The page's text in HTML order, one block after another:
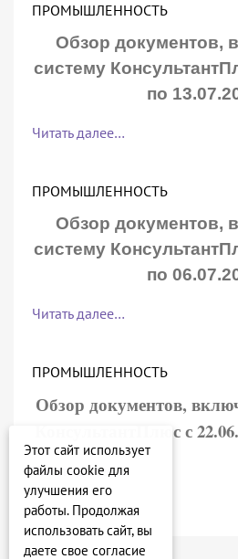
ПРОМЫШЛЕННОСТЬ
Обзор документов,
систему
по
Читать далее…
ПРОМЫШЛЕННОСТЬ
Обзор документов,
систему
по
Читать далее…
ПРОМЫШЛЕННОСТЬ
Обзор документов,
КонсультантПлюс с
Читать далее…
Этот сайт использует
файлы cookie для
улучшения его
работы. Продолжая
использовать сайт, вы
даете свое согласие